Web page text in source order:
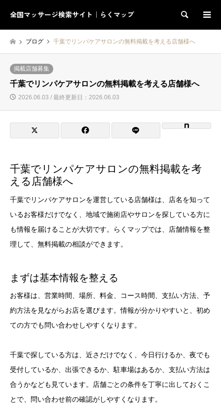
全国マッサージ検索サイト｜らくマップ 検索
ブログ 千葉でリンパケアサロンの無料掲載を考える店舗様へ
掲載店舗募集
千葉でリンパケアサロンの無料掲載を考える店舗様へ
2026.06.03 / 最終更新日：2026.06.03
千葉でリンパケアサロンの無料掲載を考
える店舗様へ
千葉でリンパケアサロンを運営している店舗様は、店名を知って
いるお客様だけでなく、地域で施術店やサロンを探している方に
も情報を届けることが大切です。らくマップでは、店舗情報を整
理して、無料掲載の相談ができます。
まずは基本情報を整える
お客様は、営業時間、場所、料金、コース時間、支払い方法、予
約方法を見ながらお店を選びます。情報が分かりやすいと、初め
ての方でも問い合わせしやすくなります。
千葉で探している方は、近さだけでなく、今日行けるか、夜でも
受付しているか、出張できるか、駐車場はあるか、支払い方法は
合うかなども見ています。店舗ごとの条件を丁寧に出しておくこ
とで、問い合わせ前の確認がしやすくなります。